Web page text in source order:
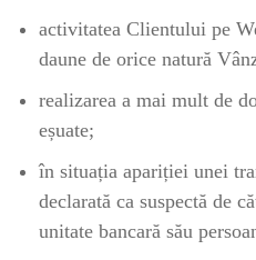
activitatea Clientului pe
daune de orice natură
realizarea a mai mult de
eșuate;
în situația apariției unei
declarată ca suspectă de
unitate bancară său